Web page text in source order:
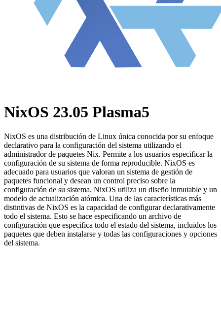
NixOS 23.05 Plasma5
NixOS es una distribución de Linux única conocida por su enfoque
declarativo para la configuración del sistema utilizando el
administrador de paquetes Nix. Permite a los usuarios especificar la
configuración de su sistema de forma reproducible. NixOS es
adecuado para usuarios que valoran un sistema de gestión de
paquetes funcional y desean un control preciso sobre la
configuración de su sistema. NixOS utiliza un diseño inmutable y un
modelo de actualización atómica. Una de las características más
distintivas de NixOS es la capacidad de configurar declarativamente
todo el sistema. Esto se hace especificando un archivo de
configuración que especifica todo el estado del sistema, incluidos los
paquetes que deben instalarse y todas las configuraciones y opciones
del sistema.